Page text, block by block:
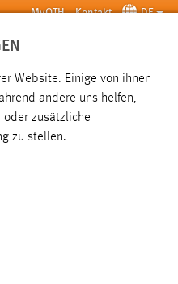
MyOTH Kontakt DE
SUCHE
Website. Einige von ihnen
andere uns helfen,
oder zusätzliche
zu stellen.